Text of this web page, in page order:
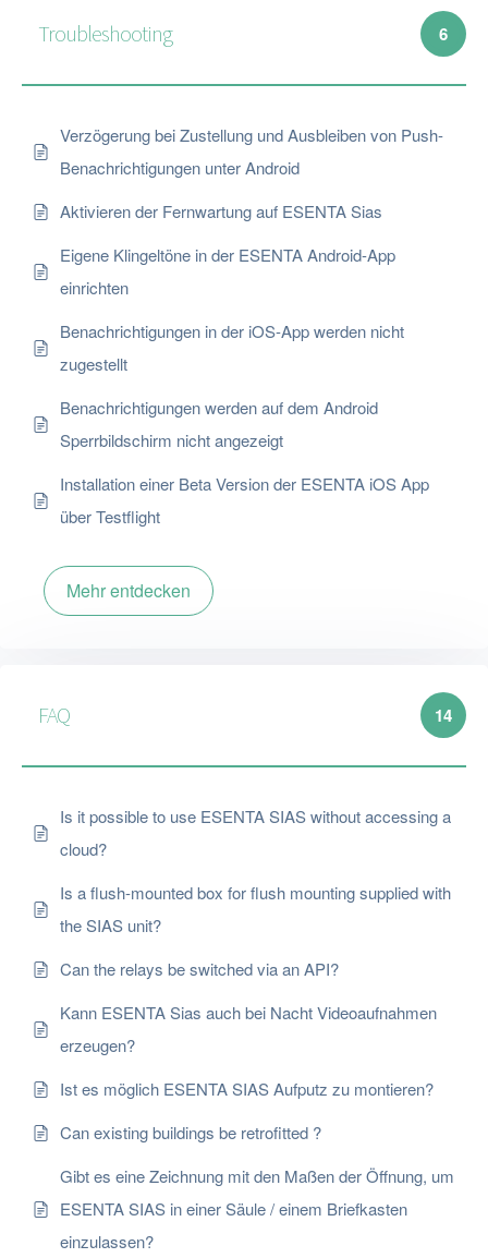
Troubleshooting 6
Verzögerung bei Zustellung und Ausbleiben von Push-
Benachrichtigungen unter Android
Aktivieren der Fernwartung auf ESENTA Sias
Eigene Klingeltöne in der ESENTA Android-App
einrichten
Benachrichtigungen in der iOS-App werden nicht
zugestellt
Benachrichtigungen werden auf dem Android
Sperrbildschirm nicht angezeigt
Installation einer Beta Version der ESENTA iOS App
über Testflight
Mehr entdecken
FAQ 14
Is it possible to use ESENTA SIAS without accessing a
cloud?
Is a flush-mounted box for flush mounting supplied with
the SIAS unit?
Can the relays be switched via an API?
Kann ESENTA Sias auch bei Nacht Videoaufnahmen
erzeugen?
Ist es möglich ESENTA SIAS Aufputz zu montieren?
Can existing buildings be retrofitted ?
Gibt es eine Zeichnung mit den Maßen der Öffnung, um
ESENTA SIAS in einer Säule / einem Briefkasten
einzulassen?